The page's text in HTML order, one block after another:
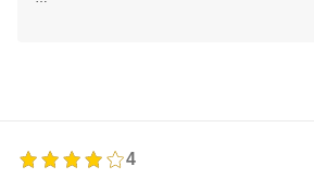
ご多用にもかかわらず、丁寧なご使用感想を
お買い上げ商品は少しでもお客様のお役に立
これからもまた何がございましたら、是非お
を開始してください。
4